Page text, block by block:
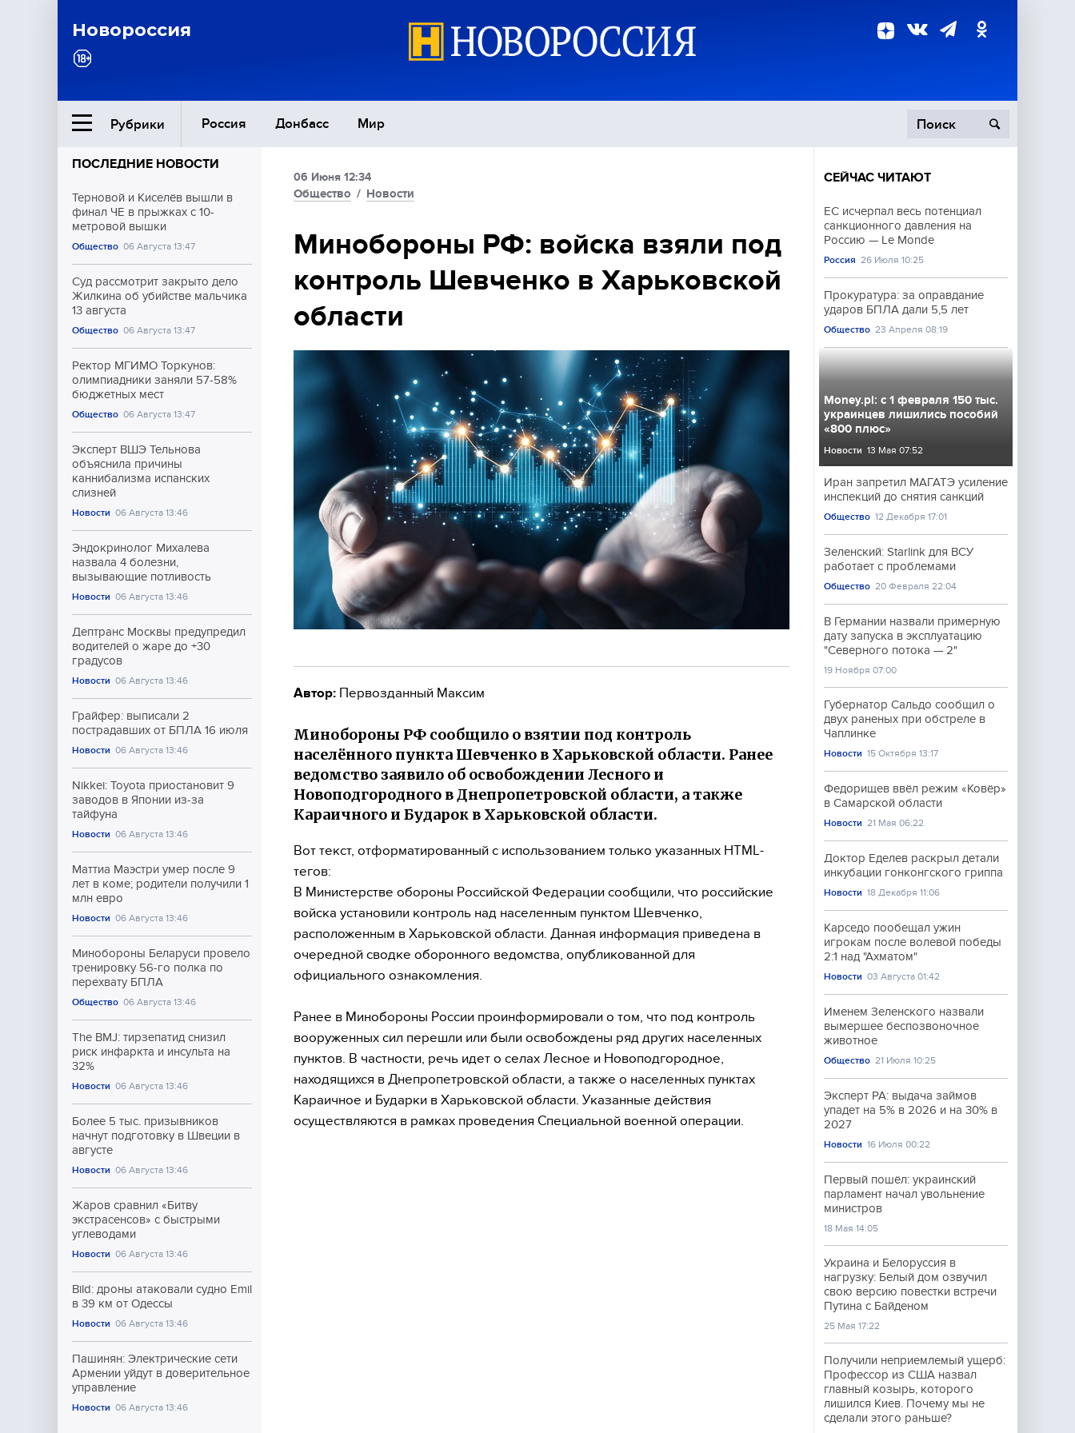
Новороссия
Рубрики Россия Донбасс Мир
Ближний Восток Политика
Общество
Экономика
Происшествия
Культура
Спорт
ПОСЛЕДНИЕ НОВОСТИ
Терновой и Киселёв вышли в
финал ЧЕ в прыжках с 10-
метровой вышки
Общество 06 Августа 13:47
Суд рассмотрит закрыто дело
Жилкина об убийстве мальчика
13 августа
Общество 06 Августа 13:47
Ректор МГИМО Торкунов:
олимпиадники заняли 57-58%
бюджетных мест
Общество 06 Августа 13:47
Эксперт ВШЭ Тельнова
объяснила причины
каннибализма испанских
слизней
Новости 06 Августа 13:46
Эндокринолог Михалева
назвала 4 болезни,
вызывающие потливость
Новости 06 Августа 13:46
Дептранс Москвы предупредил
водителей о жаре до +30
градусов
Новости 06 Августа 13:46
Грайфер: выписали 2
пострадавших от БПЛА 16 июля
Новости 06 Августа 13:46
Nikkei: Toyota приостановит 9
заводов в Японии из-за
тайфуна
Новости 06 Августа 13:46
Маттиа Маэстри умер после 9
лет в коме; родители получили 1
млн евро
Новости 06 Августа 13:46
Минобороны Беларуси провело
тренировку 56-го полка по
перехвату БПЛА
Общество 06 Августа 13:46
The BMJ: тирзепатид снизил
риск инфаркта и инсульта на
32%
Новости 06 Августа 13:46
Более 5 тыс. призывников
начнут подготовку в Швеции в
августе
Новости 06 Августа 13:46
Жаров сравнил «Битву
экстрасенсов» с быстрыми
углеводами
Новости 06 Августа 13:46
Bild: дроны атаковали судно Emil
в 39 км от Одессы
Новости 06 Августа 13:46
Пашинян: Электрические сети
Армении уйдут в доверительное
управление
Новости 06 Августа 13:46
06 Июня 12:34
Общество / Новости
Минобороны РФ: войска взяли под
контроль Шевченко в Харьковской
области
Автор: Первозданный Максим
Минобороны РФ сообщило о взятии под контроль
населённого пункта Шевченко в Харьковской области. Ранее
ведомство заявило об освобождении Лесного и
Новоподгородного в Днепропетровской области, а также
Караичного и Бударок в Харьковской области.
Вот текст, отформатированный с использованием только указанных HTML-
тегов:
В Министерстве обороны Российской Федерации сообщили, что российские
войска установили контроль над населенным пунктом Шевченко,
расположенным в Харьковской области. Данная информация приведена в
очередной сводке оборонного ведомства, опубликованной для
официального ознакомления.
Ранее в Минобороны России проинформировали о том, что под контроль
вооруженных сил перешли или были освобождены ряд других населенных
пунктов. В частности, речь идет о селах Лесное и Новоподгородное,
находящихся в Днепропетровской области, а также о населенных пунктах
Караичное и Бударки в Харьковской области. Указанные действия
осуществляются в рамках проведения Специальной военной операции.
СЕЙЧАС ЧИТАЮТ
ЕС исчерпал весь потенциал
санкционного давления на
Россию — Le Monde
Россия 26 Июля 10:25
Прокуратура: за оправдание
ударов БПЛА дали 5,5 лет
Общество 23 Апреля 08:19
Money.pl: с 1 февраля 150 тыс.
украинцев лишились пособий
«800 плюс»
Новости 13 Мая 07:52
Иран запретил МАГАТЭ усиление
инспекций до снятия санкций
Общество 12 Декабря 17:01
Зеленский: Starlink для ВСУ
работает с проблемами
Общество 20 Февраля 22:04
В Германии назвали примерную
дату запуска в эксплуатацию
"Северного потока — 2"
19 Ноября 07:00
Губернатор Сальдо сообщил о
двух раненых при обстреле в
Чаплинке
Новости 15 Октября 13:17
Федорищев ввёл режим «Ковёр»
в Самарской области
Новости 21 Мая 06:22
Доктор Еделев раскрыл детали
инкубации гонконгского гриппа
Новости 18 Декабря 11:06
Карседо пообещал ужин
игрокам после волевой победы
2:1 над "Ахматом"
Новости 03 Августа 01:42
Именем Зеленского назвали
вымершее беспозвоночное
животное
Общество 21 Июля 10:25
Эксперт РА: выдача займов
упадет на 5% в 2026 и на 30% в
2027
Новости 16 Июля 00:22
Первый пошёл: украинский
парламент начал увольнение
министров
18 Мая 14:05
Украина и Белоруссия в
нагрузку: Белый дом озвучил
свою версию повестки встречи
Путина с Байденом
25 Мая 17:22
Получили неприемлемый ущерб:
Профессор из США назвал
главный козырь, которого
лишился Киев. Почему мы не
сделали этого раньше?